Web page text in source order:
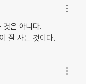
것은 아니다.
잘 사는 것이다.